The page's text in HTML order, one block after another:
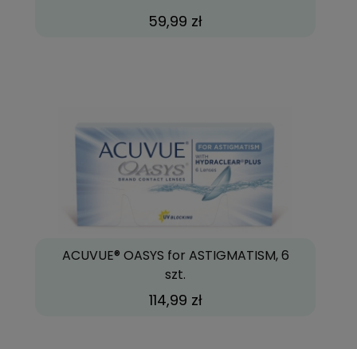
59,99 zł
ACUVUE® OASYS for ASTIGMATISM, 6
szt.
114,99 zł